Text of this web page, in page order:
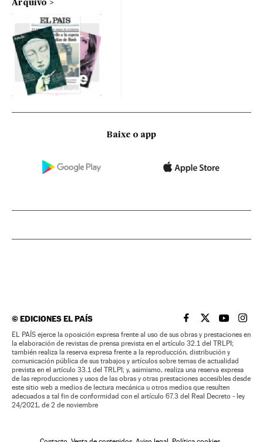
Arquivo
Baixe o app
©EDICIONES EL PAÍS EL PAÍS BRASIL EN
EL PAÍSEL PAÍS
EL
EL PAÍS ejerce la oposición expresa frente al uso de sus obras y prestaciones en
la elaboración de revistas de prensa prevista en el artículo 32.1 del TRLPI;
también realiza la reserva expresa frente a la reproducción, distribución y
comunicación pública de sus trabajos y artículos sobre temas de actualidad
prevista en el artículo 33.1 del TRLPI; y, asimismo, realiza una reserva expresa
de las reproducciones y usos de las obras y otras prestaciones accesibles desde
este sitio web a medios de lectura mecánica u otros medios que resulten
adecuados a tal fin de conformidad con el artículo 67.3 del Real Decreto - ley
24/2021, de 2 de noviembre